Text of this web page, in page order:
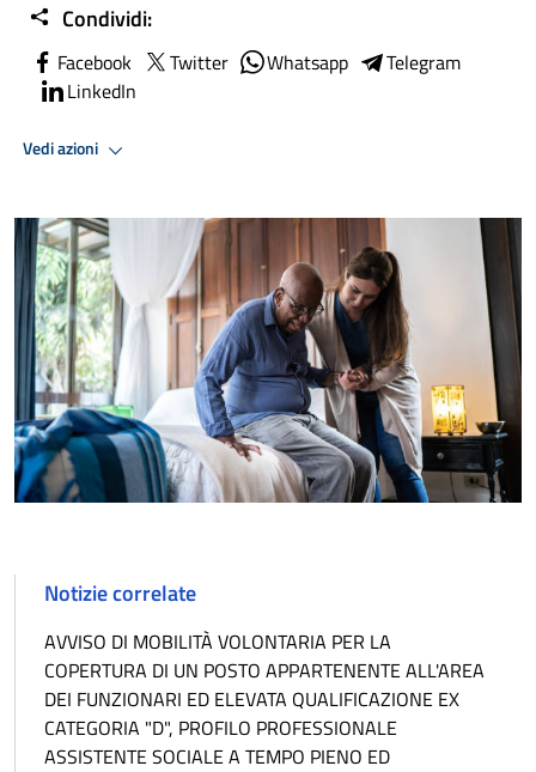
Condividi:
Facebook Twitter Whatsapp
Telegram
LinkedIn
Vedi azioni
Notizie correlate
AVVISO DI MOBILITÀ VOLONTARIA PER LA
COPERTURA DI UN POSTO APPARTENENTE ALL'AREA
DEI FUNZIONARI ED ELEVATA QUALIFICAZIONE EX
CATEGORIA "D", PROFILO PROFESSIONALE
ASSISTENTE SOCIALE A TEMPO PIENO ED